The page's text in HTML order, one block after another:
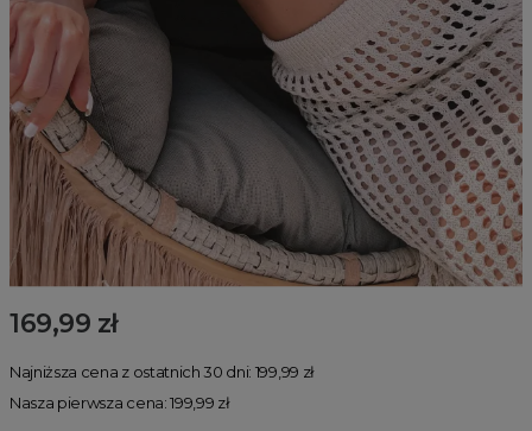
169,99 zł
Najniższa cena z ostatnich 30 dni: 199,99 zł
Nasza pierwsza cena: 199,99 zł